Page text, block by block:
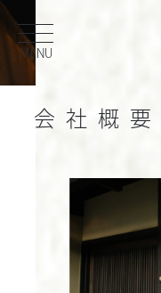
内
容
を
ス
MENU
会社概要